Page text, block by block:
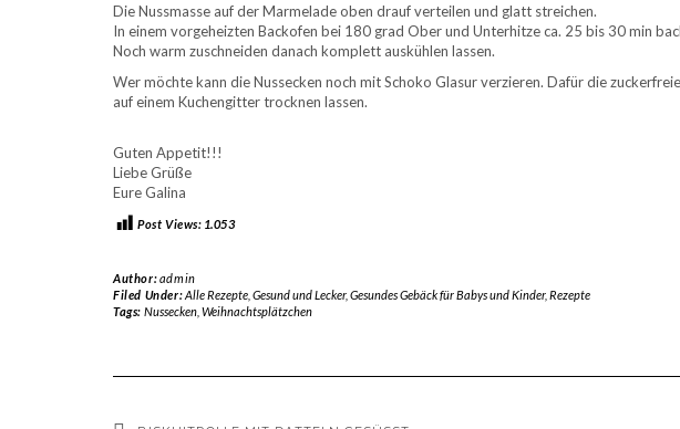
Die Nussmasse auf der Marmelade oben drauf verteilen und glatt streichen.
In einem vorgeheizten Backofen bei 180 grad Ober und Unterhitze ca. 25 bis 30 min
Noch warm zuschneiden danach komplett auskühlen lassen.
Wer möchte kann die Nussecken noch mit Schoko Glasur verzieren. Dafür die
auf einem Kuchengitter trocknen lassen.
Guten Appetit!!!
Liebe Grüße
Eure Galina
Post Views: 1.053
Author:admin
Filed Under:Alle Rezepte, Gesund und Lecker, Gesundes Gebäck für Babys und Kinder, Rezepte
Tags: Nussecken, Weihnachtsplätzchen